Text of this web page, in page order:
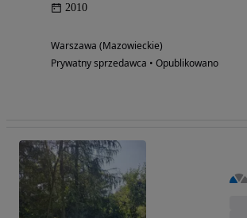
2010
Warszawa (Mazowieckie)
Prywatny sprzedawca • Opublikowano